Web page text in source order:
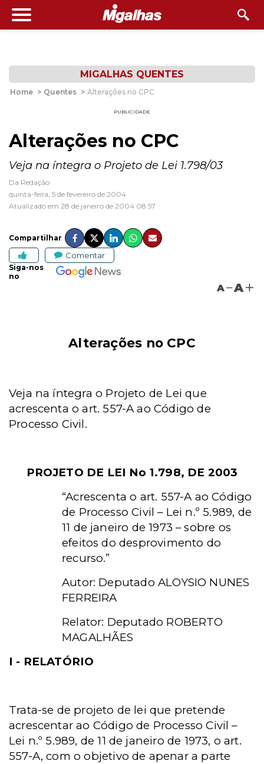
MIGALHAS QUENTES
Home > Quentes > Alterações no CPC
PUBLICIDADE
Alterações no CPC
Veja na íntegra o Projeto de Lei 1.798/03
Da Redação
quinta-feira, 5 de fevereiro de 2004
Atualizado em 28 de janeiro de 2004 08:57
Compartilhar
Comentar
Siga-nos
no
A A
Alterações no CPC
Veja na íntegra o Projeto de Lei que
acrescenta o art. 557-A ao Código de
Processo Civil.
PROJETO DE LEI No 1.798, DE 2003
“Acrescenta o art. 557-A ao Código
de Processo Civil – Lei n.º 5.989, de
11 de janeiro de 1973 – sobre os
efeitos do desprovimento do
recurso.”
Autor: Deputado ALOYSIO NUNES
FERREIRA
Relator: Deputado ROBERTO
MAGALHÃES
I - RELATÓRIO
Trata-se de projeto de lei que pretende
acrescentar ao Código de Processo Civil –
Lei n.º 5.989, de 11 de janeiro de 1973, o art.
557-A, com o objetivo de apenar a parte